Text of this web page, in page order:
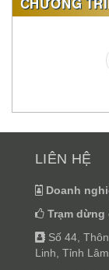
LIÊN HỆ
Doanh
Trạm dừng
Số 44,
Linh, Tỉnh